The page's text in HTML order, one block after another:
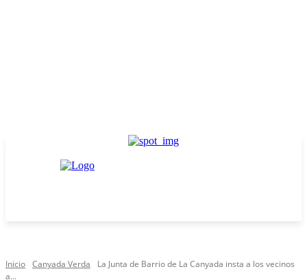
Inicio Canyada Verda
La Junta de Barrio de La Canyada insta a los vecinos
a...